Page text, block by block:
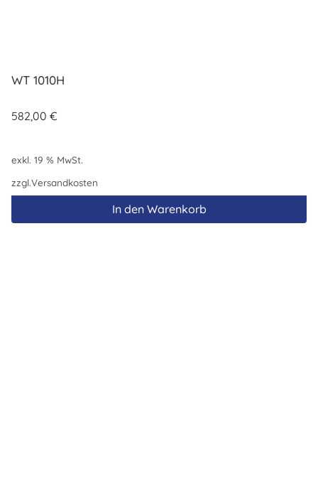
WT 1010H
582,00 €
exkl. 19 % MwSt.
zzgl.Versandkosten
In den Warenkorb